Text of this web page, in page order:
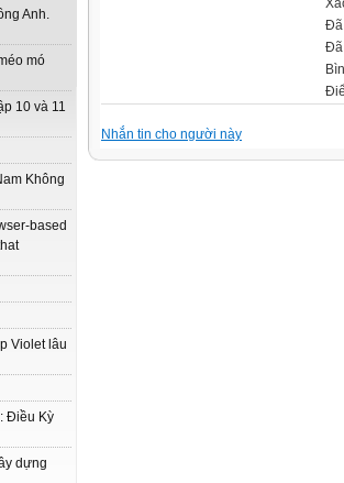
Anh.
mó
10 và 11
Không
based
Violet lâu
Điều Kỳ
dựng
Đã
Đã
Nhắn tin cho người này